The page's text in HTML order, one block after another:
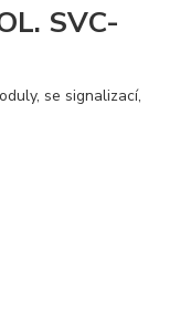
SVC-
se signalizací,